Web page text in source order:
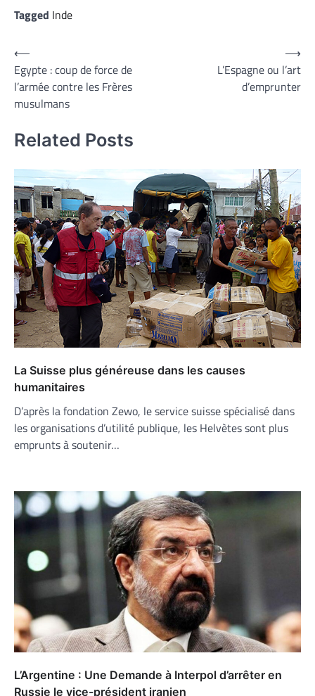
Tagged Inde
Navigation
de
l’article
⟵
Egypte : coup de force de
l’armée contre les Frères
musulmans
L’Espagne ou l’art
d’emprunter
⟶
Related Posts
La Suisse plus généreuse dans les causes
humanitaires
D’après la fondation Zewo, le service suisse spécialisé dans
les organisations d’utilité publique, les Helvètes sont plus
emprunts à soutenir…
L’Argentine : Une Demande à Interpol d’arrêter en
Russie le vice-président iranien